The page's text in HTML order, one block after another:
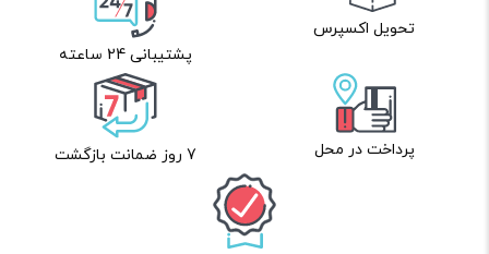
ذخیره نام، ایمیل و وبسایت من در مرورگر برای زمانی که دوباره
تحویل اکسپرس
پشتیبانی 24 ساعته
پرداخت در محل 7 روز ضمانت بازگشت